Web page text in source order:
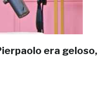
era geloso,